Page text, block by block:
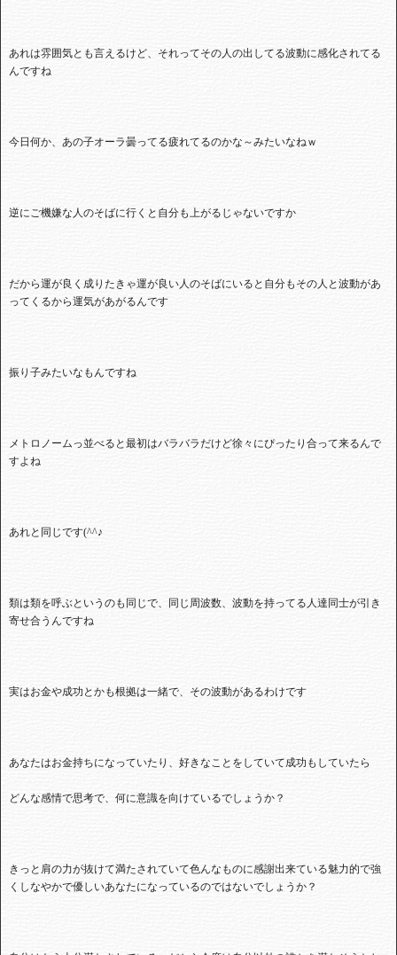
あれは雰囲気とも言えるけど、それってその人の出してる波動に感化されてる
んですね
今日何か、あの子オーラ曇ってる疲れてるのかな～みたいなねｗ
逆にご機嫌な人のそばに行くと自分も上がるじゃないですか
だから運が良く成りたきゃ運が良い人のそばにいると自分もその人と波動があ
ってくるから運気があがるんです
振り子みたいなもんですね
メトロノームっ並べると最初はバラバラだけど徐々にぴったり合って来るんで
すよね
あれと同じです(^^♪
類は類を呼ぶというのも同じで、同じ周波数、波動を持ってる人達同士が引き
寄せ合うんですね
実はお金や成功とかも根拠は一緒で、その波動があるわけです
あなたはお金持ちになっていたり、好きなことをしていて成功もしていたら
どんな感情で思考で、何に意識を向けているでしょうか？
きっと肩の力が抜けて満たされていて色んなものに感謝出来ている魅力的で強
くしなやかで優しいあなたになっているのではないでしょうか？